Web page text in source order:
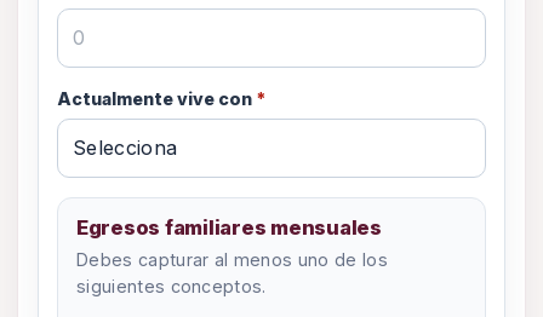
Actualmente vive con *
Egresos familiares mensuales
Debes capturar al menos uno de los
siguientes conceptos.